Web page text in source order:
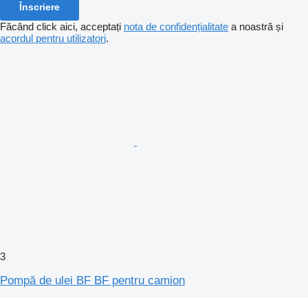
Înscriere
Făcând click aici, acceptați nota de confidențialitate a noastră și
acordul pentru utilizatori.
3
Pompă de ulei BF BF pentru camion